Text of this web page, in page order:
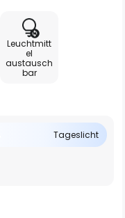
Leuchtmitt
el
austausch
bar
Tageslicht